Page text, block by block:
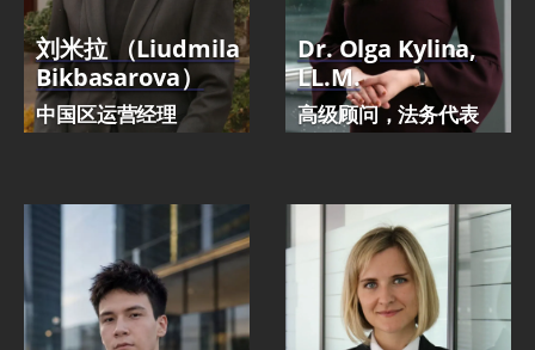
刘米拉 （Liudmila
Bikbasarova）
中国区运营经理
Dr. Olga Kylina,
LL.M.
高级顾问，法务代表